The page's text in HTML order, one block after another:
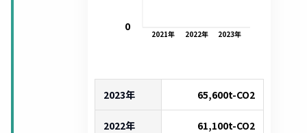
2021年 2022年 2023年
0
2023年 65,600t-CO2
2022年 61,100t-CO2